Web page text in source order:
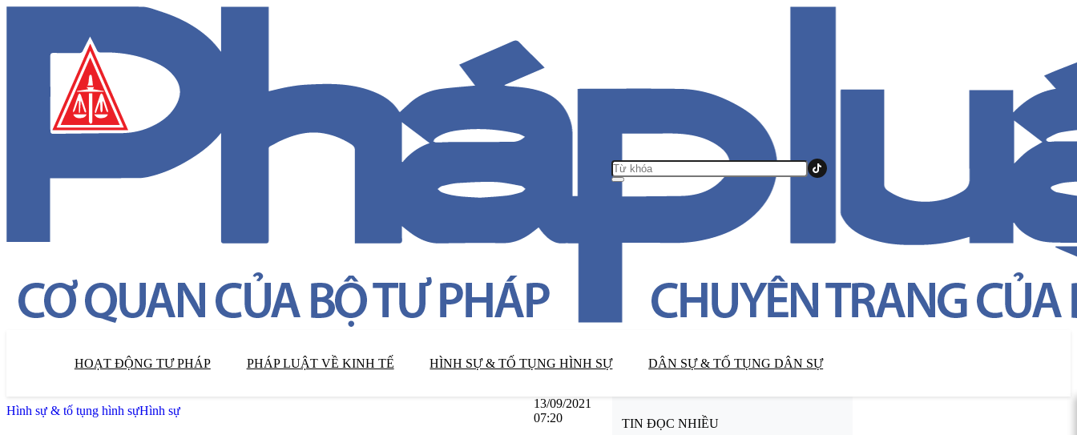
HOẠT ĐỘNG TƯ PHÁP PHÁP LUẬT VỀ KINH TẾ HÌNH SỰ & TỐ TỤNG HÌNH SỰ DÂN SỰ & TỐ TỤNG DÂN SỰ
Hình sự & tố tụng hình sựHình sự
13/09/2021
07:20
TIN ĐỌC NHIỀU